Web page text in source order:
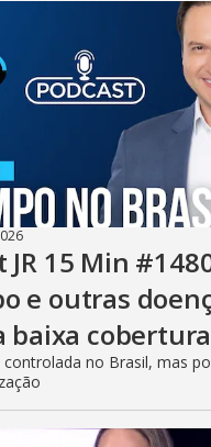
JR 15 Min
e outras
baixa
no Brasil, mas